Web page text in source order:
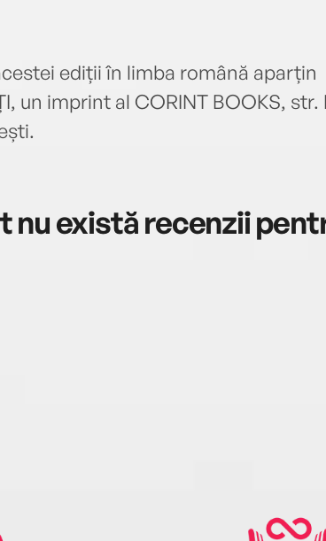
ediții în limba română aparțin
un imprint al CORINT BOOKS, str.
nu există recenzii